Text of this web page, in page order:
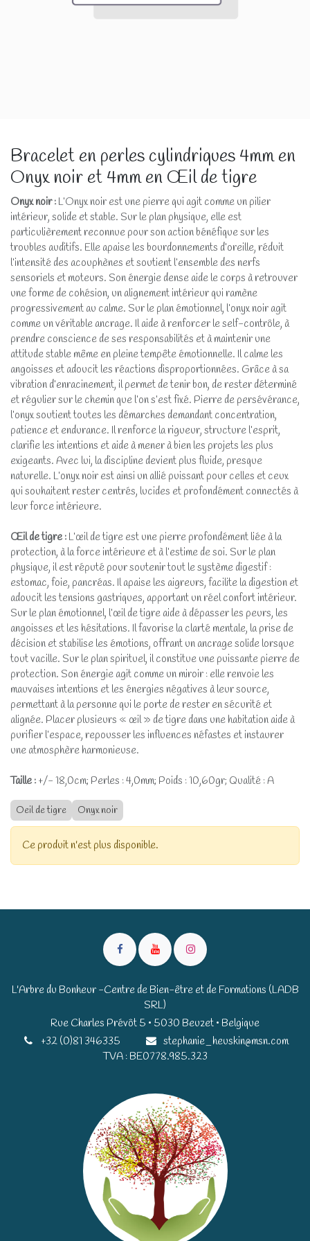
Bracelet en perles cylindriques 4mm en
Onyx noir et 4mm en Œil de tigre
Onyx noir: L’Onyx noir est une pierre qui agit comme un pilier
intérieur, solide et stable. Sur le plan physique, elle est
particulièrement reconnue pour son action bénéfique sur les
troubles auditifs. Elle apaise les bourdonnements d’oreille, réduit
l’intensité des acouphènes et soutient l’ensemble des nerfs
sensoriels et moteurs. Son énergie dense aide le corps à retrouver
une forme de cohésion, un alignement intérieur qui ramène
progressivement au calme. Sur le plan émotionnel, l’onyx noir agit
comme un véritable ancrage. Il aide à renforcer le self-contrôle, à
prendre conscience de ses responsabilités et à maintenir une
attitude stable même en pleine tempête émotionnelle. Il calme les
angoisses et adoucit les réactions disproportionnées. Grâce à sa
vibration d’enracinement, il permet de tenir bon, de rester déterminé
et régulier sur le chemin que l’on s’est fixé. Pierre de persévérance,
l’onyx soutient toutes les démarches demandant concentration,
patience et endurance. Il renforce la rigueur, structure l’esprit,
clarifie les intentions et aide à mener à bien les projets les plus
exigeants. Avec lui, la discipline devient plus fluide, presque
naturelle. L’onyx noir est ainsi un allié puissant pour celles et ceux
qui souhaitent rester centrés, lucides et profondément connectés à
leur force intérieure.
Œil de tigre : L’œil de tigre est une pierre profondément liée à la
protection, à la force intérieure et à l’estime de soi. Sur le plan
physique, il est réputé pour soutenir tout le système digestif :
estomac, foie, pancréas. Il apaise les aigreurs, facilite la digestion et
adoucit les tensions gastriques, apportant un réel confort intérieur.
Sur le plan émotionnel, l’œil de tigre aide à dépasser les peurs, les
angoisses et les hésitations. Il favorise la clarté mentale, la prise de
décision et stabilise les émotions, offrant un ancrage solide lorsque
tout vacille. Sur le plan spirituel, il constitue une puissante pierre de
protection. Son énergie agit comme un miroir : elle renvoie les
mauvaises intentions et les énergies négatives à leur source,
permettant à la personne qui le porte de rester en sécurité et
alignée. Placer plusieurs « œil » de tigre dans une habitation aide à
purifier l’espace, repousser les influences néfastes et instaurer
une atmosphère harmonieuse.
Taille : +/- 18,0cm; Perles : 4,0mm; Poids : 10,60gr; Qualité : A
Oeil de tigre Onyx noir
Ce produit n'est plus disponible.
L'Arbre du Bonheur -Centre de Bien-être et de Formations (LADB
SRL)
Rue Charles Prévôt 5 • 5030 Beuzet • Belgique​​
+32 (0)81 346335
stephanie_heuskin@msn.com
TVA : BE0778.985.323